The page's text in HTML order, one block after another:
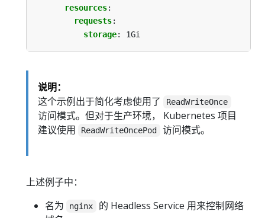
resources:
requests:
storage: 1Gi
说明：
这个示例出于简化考虑使用了
ReadWriteOnce
访问模式。但对于生产环境， Kubernetes 项目
建议使用
ReadWriteOncePod 访问模式。
上述例子中：
名为
nginx
的 Headless Service 用来控制网络